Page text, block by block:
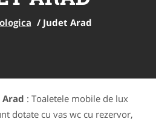
/ Judet Arad
: Toaletele mobile de lux
dotate cu vas wc cu rezervor,